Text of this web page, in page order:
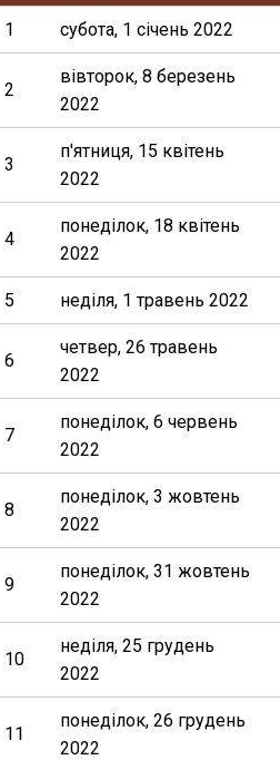
1 субота, 1 січень 2022
2
вівторок, 8 березень
2022
3
п'ятниця, 15 квітень
2022
4
понеділок, 18 квітень
2022
5 неділя, 1 травень 2022
6
четвер, 26 травень
2022
7
понеділок, 6 червень
2022
8
понеділок, 3 жовтень
2022
9
понеділок, 31 жовтень
2022
10
неділя, 25 грудень
2022
11
понеділок, 26 грудень
2022